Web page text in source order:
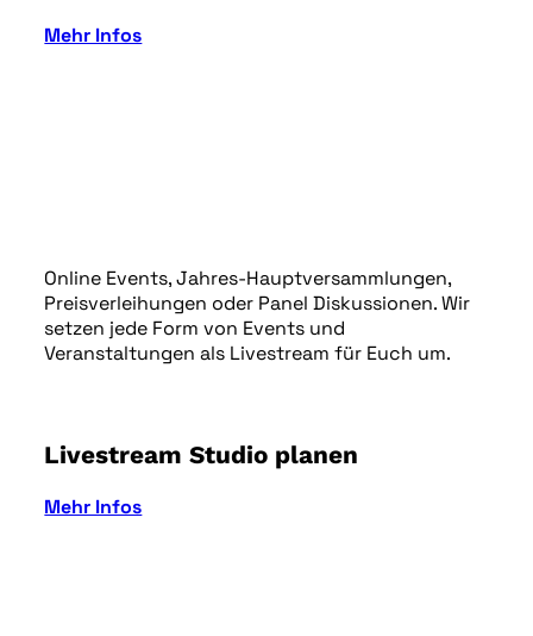
Mehr Infos
Online Events, Jahres-Hauptversammlungen,
Preisverleihungen oder Panel Diskussionen. Wir
setzen jede Form von Events und
Veranstaltungen als Livestream für Euch um.
Livestream Studio planen
Mehr Infos